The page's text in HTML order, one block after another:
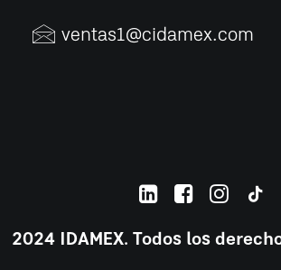
ventas1@cidamex.com
2024 IDAMEX. Todos los